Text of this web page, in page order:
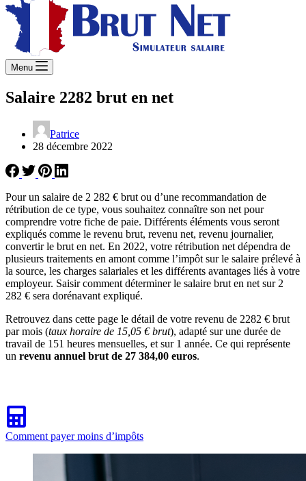
Menu
Salaire 2282 brut en net
Patrice
28 décembre 2022
Pour un salaire de 2 282 € brut ou d’une recommandation de
rétribution de ce type, vous souhaitez connaître son net pour
comprendre votre fiche de paie. Différents éléments vous seront
expliqués comme le revenu brut, revenu net, revenu journalier,
convertir le brut en net. En 2022, votre rétribution net dépendra de
plusieurs traitements en amont comme l’impôt sur le salaire prélevé à
la source, les charges salariales et les différents avantages liés à votre
employeur. Saisir comment déterminer le salaire brut en net sur 2
282 € sera dorénavant expliqué.
Retrouvez dans cette page le détail de votre revenu de 2282 € brut
par mois (taux horaire de 15,05 € brut), adapté sur une durée de
travail de 151 heures mensuelles, et sur 1 année. Ce qui représente
un revenu annuel brut de 27 384,00 euros.
Comment payer moins d’impôts